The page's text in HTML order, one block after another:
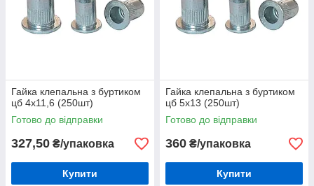
Гайка клепальна з буртиком
цб 4х11,6 (250шт)
Готово до відправки
327,50 ₴/упаковка
Купити
Гайка клепальна з буртиком
цб 5х13 (250шт)
Готово до відправки
360 ₴/упаковка
Купити